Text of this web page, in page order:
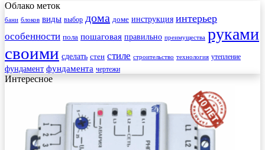
Облако меток
бани блоков виды выбор дома доме инструкция интерьер
особенности пола пошаговая правильно преимущества руками
своими сделать стен стиле строительство технология утепление
фундамент фундамента чертежи
Интересное